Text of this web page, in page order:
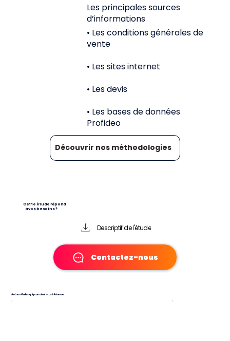
Découvrir nos méthodologies
Les principales sources
d’informations
• Les conditions générales de
vente
• Les sites internet
• Les devis
• Les bases de données
Profideo
Autres études qui pourraient vous intéresser
Cette étude répond
à vos besoins ?
Descriptif de l'étude
Contactez-nous